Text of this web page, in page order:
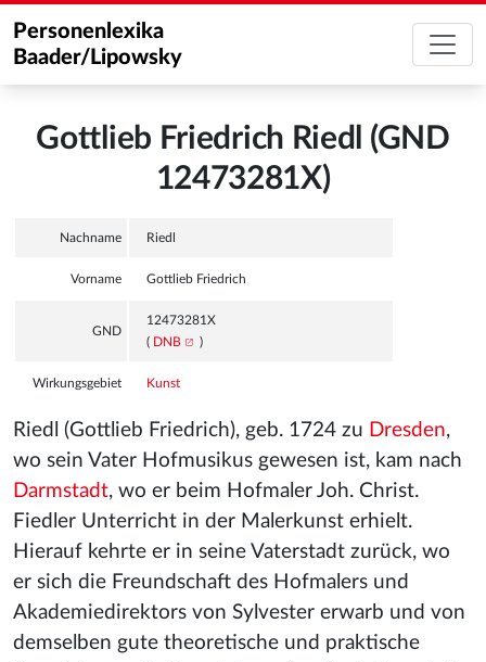
Personenlexika
Baader/Lipowsky
Gottlieb Friedrich Riedl (GND
12473281X)
Nachname Riedl
Vorname Gottlieb Friedrich
GND
12473281X
( DNB )
Wirkungsgebiet Kunst
Riedl (Gottlieb Friedrich), geb. 1724 zu Dresden,
wo sein Vater Hofmusikus gewesen ist, kam nach
Darmstadt, wo er beim Hofmaler Joh. Christ.
Fiedler Unterricht in der Malerkunst erhielt.
Hierauf kehrte er in seine Vaterstadt zurück, wo
er sich die Freundschaft des Hofmalers und
Akademiedirektors von Sylvester erwarb und von
demselben gute theoretische und praktische